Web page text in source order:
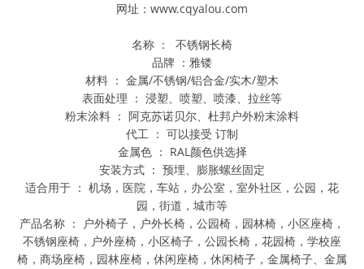
网址：www.cqyalou.com
名称 ： 不锈钢长椅
品牌 ：雅镂
材料 ： 金属/不锈钢/铝合金/实木/塑木
表面处理 ： 浸塑、喷塑、喷漆、拉丝等
粉末涂料 ： 阿克苏诺贝尔、杜邦户外粉末涂料
代工 ： 可以接受 订制
金属色 ： RAL颜色供选择
安装方式 ： 预埋、膨胀螺丝固定
适合用于 ： 机场，医院，车站，办公室，室外社区，公园，花
园，街道，城市等
产品名称 ： 户外椅子，户外长椅，公园椅，园林椅，小区座椅，
不锈钢座椅，户外座椅，小区椅子，公园长椅，花园椅，学校座
椅，商场座椅，园林座椅，休闲座椅，休闲椅子，金属椅子、金属